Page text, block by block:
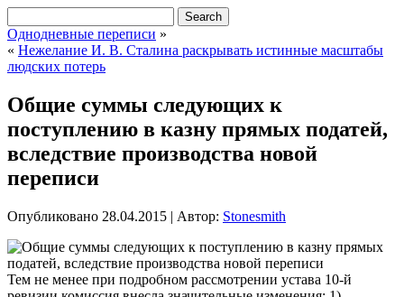
Однодневные переписи »
« Нежелание И. В. Сталина раскрывать истинные масштабы
людских потерь
Общие суммы следующих к
поступлению в казну прямых податей,
вследствие производства новой
переписи
Опубликовано 28.04.2015 | Автор: Stonesmith
Тем не менее при подробном рассмотрении устава 10-й